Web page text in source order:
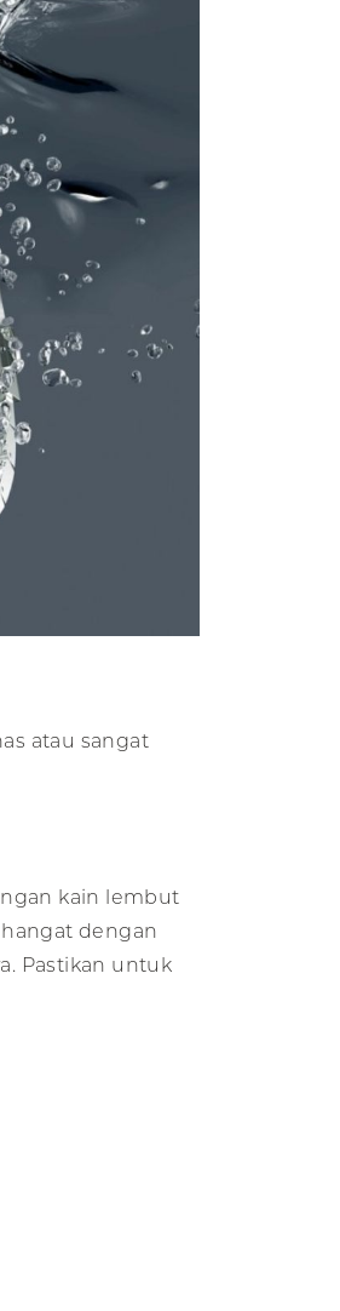
atau sangat
kain lembut
dengan
Pastikan untuk